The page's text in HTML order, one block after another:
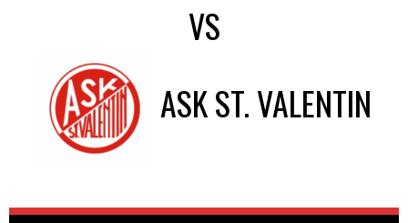
VS
ASK ST. VALENTIN